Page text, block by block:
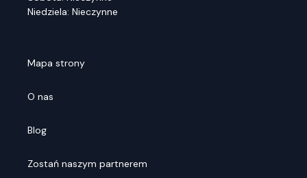
Niedziela: Nieczynne
Mapa strony
O nas
Blog
Zostań naszym partnerem